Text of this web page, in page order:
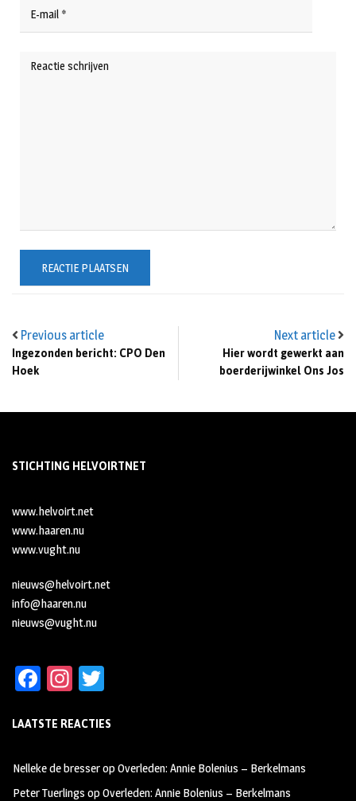
Previous article
Ingezonden bericht: CPO Den
Hoek
Next article
Hier wordt gewerkt aan
boerderijwinkel Ons Jos
STICHTING HELVOIRTNET
www.helvoirt.net
www.haaren.nu
www.vught.nu
nieuws@helvoirt.net
info@haaren.nu
nieuws@vught.nu
Fa
b
oo
k
In
ag
m
tt
LAATSTE REACTIES
Nelleke de bresseropOverleden: Annie Bolenius – Berkelmans
Peter Tuerlings opOverleden: Annie Bolenius – Berkelmans